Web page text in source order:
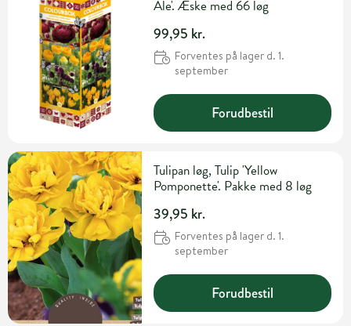
Ale'. Æske med 66 løg
99,95 kr.
Forventes på lager d. 1.
september
Forudbestil
Tulipan løg, Tulip 'Yellow
Pomponette'. Pakke med 8 løg
39,95 kr.
Forventes på lager d. 1.
september
Forudbestil